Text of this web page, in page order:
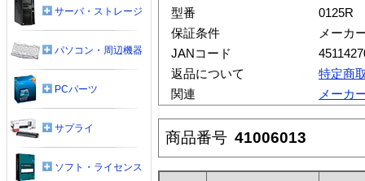
型番
0125R
保証条件
メーカ
JANコード
返品について
特定商
関連
メーカ
商品番号 41006013
サーバ・ストレージ
パソコン・周辺機器
PCパーツ
サプライ
ソフト・ライセンス